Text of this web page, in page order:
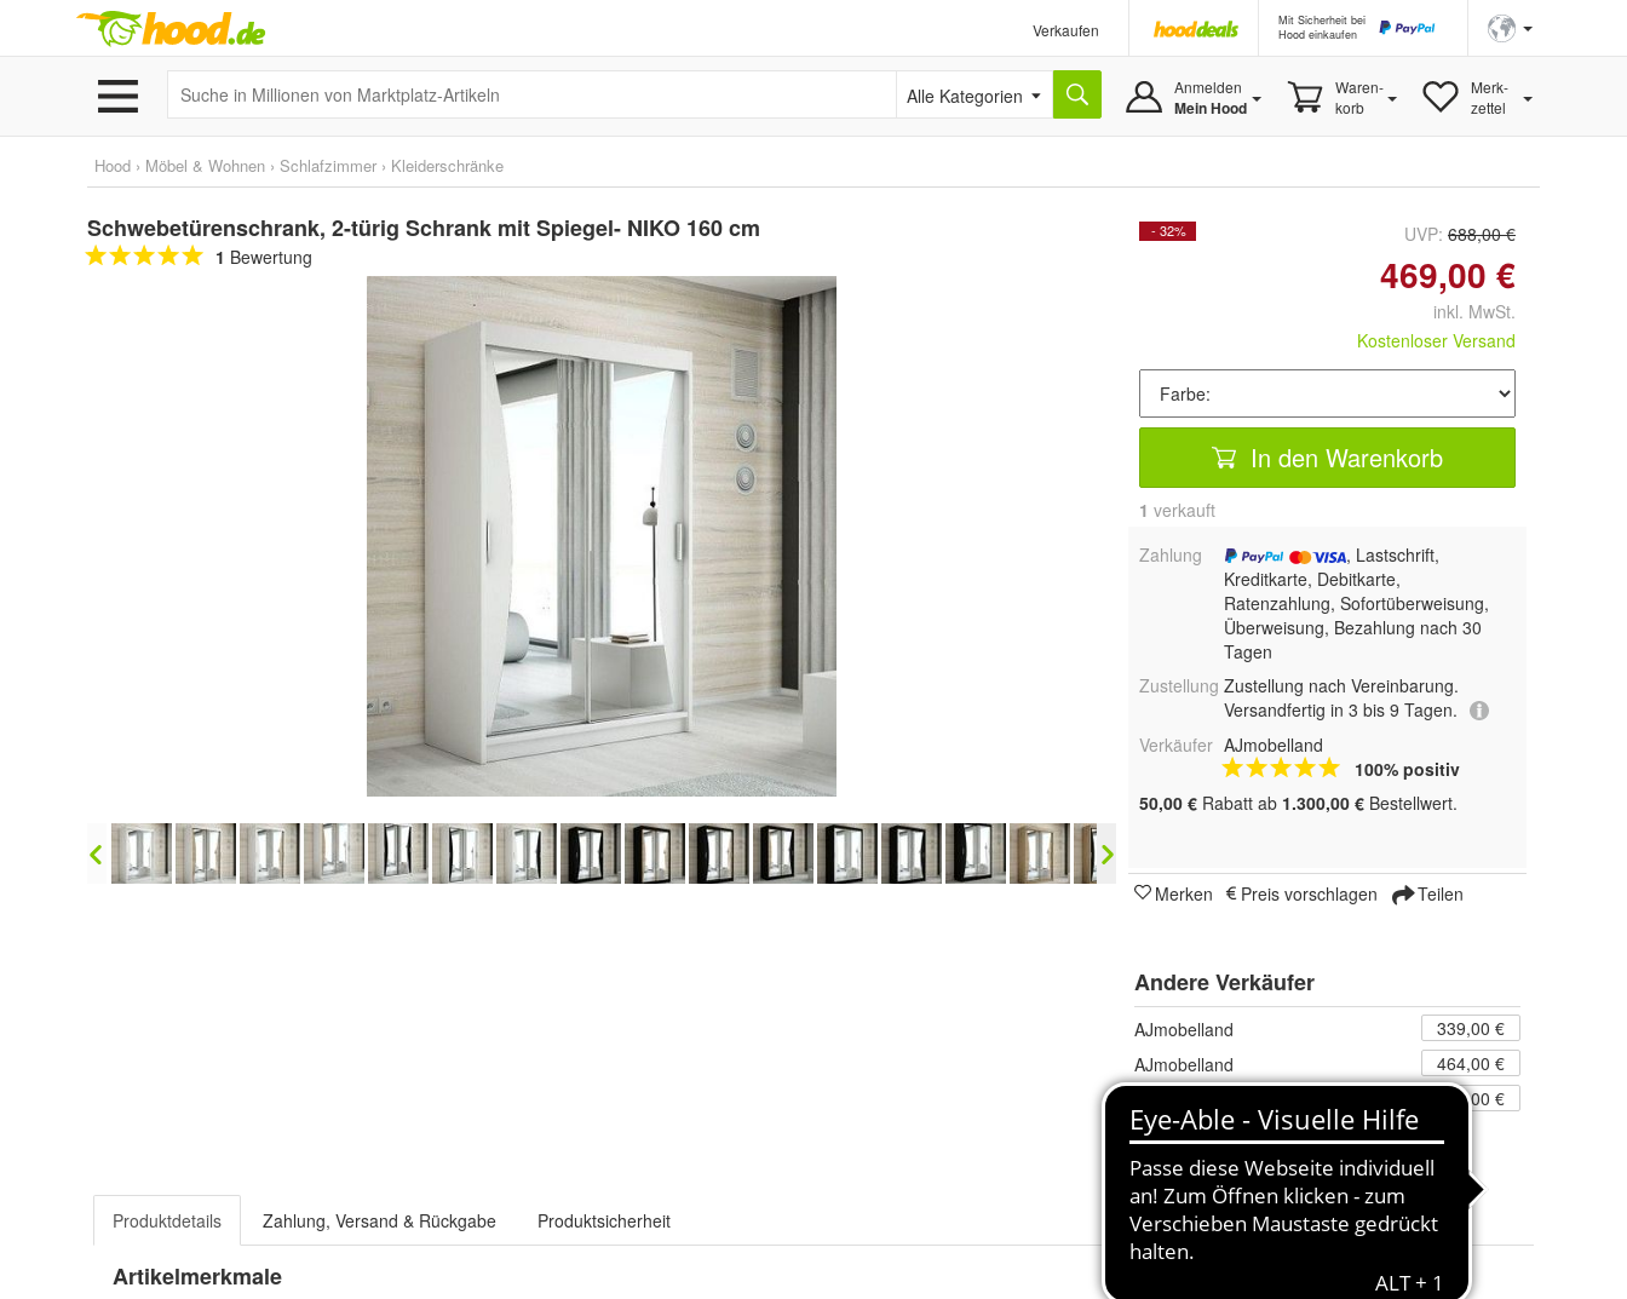
Verkaufen
Mit Sicherheit bei
Hood einkaufen
Alle Kategorien Anmelden
Mein Hood
Waren-
korb
Merk-
zettel
Hood › Möbel & Wohnen › Schlafzimmer › Kleiderschränke
Schwebetürenschrank, 2-türig Schrank mit Spiegel- NIKO 160 cm
1 Bewertung
- 32% UVP: 688,00 €
469,00 €
inkl. MwSt.
Kostenloser Versand
In den Warenkorb
1 verkauft
Zahlung
, Lastschrift,
Kreditkarte, Debitkarte,
Ratenzahlung, Sofortüberweisung,
Überweisung, Bezahlung nach 30
Tagen
Zustellung Zustellung nach Vereinbarung.
Versandfertig in 3 bis 9 Tagen.
Verkäufer AJmobelland
100% positiv
50,00 € Rabatt ab 1.300,00 € Bestellwert.
Merken Preis vorschlagen Teilen
Andere Verkäufer
AJmobelland
339,00 €
AJmobelland
464,00 €
489,00 €
5 Angebote ab 339,00 €
Produktdetails Zahlung, Versand & Rückgabe Produktsicherheit
Artikelmerkmale